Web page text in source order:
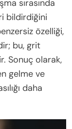
sırasında
bildirdiğini
özelliği,
bu, grit
Sonuç olarak,
gelme ve
daha